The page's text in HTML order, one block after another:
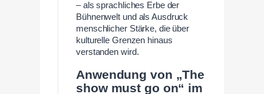
– als sprachliches Erbe der
Bühnenwelt und als Ausdruck
menschlicher Stärke, die über
kulturelle Grenzen hinaus
verstanden wird.
Anwendung von „The
show must go on“ im